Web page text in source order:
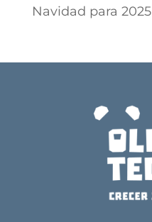
Navidad para 2025